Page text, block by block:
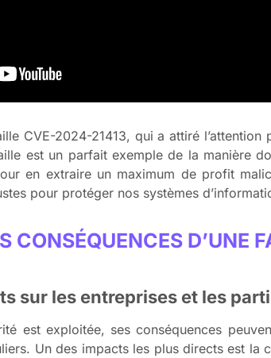
CVE-2024-21413, qui a attiré
est un parfait exemple de la manière
en extraire un maximum de profit
pour protéger nos systèmes
CONSÉQUENCES D’UNE
sur les entreprises et les
est exploitée, ses conséquences
Un des impacts les plus directs est la